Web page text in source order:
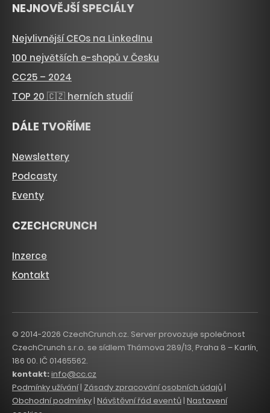
NEJNOVĚJŠÍ SPECIÁLY
Nejvlivnější CEOs na LinkedInu
100 největších e-shopů v Česku
CC25 – 2024
TOP 20 🇨🇿 herních studií
DÁLE TVOŘÍME
Newslettery
Podcasty
Eventy
CZECHCRUNCH
Inzerce
Kontakt
© 2014-2026 CzechCrunch.cz. Server provozuje společnost
CzechCrunch s.r.o. se sídlem Thámova 289/13, Praha 8 – Karlín,
186 00. IČ 01465562.
kontakt:info@cc.cz
Podmínky užívání| Zásady zpracování osobních údajů |
Obchodní podmínky | Návštěvní řád eventů | Nastavení